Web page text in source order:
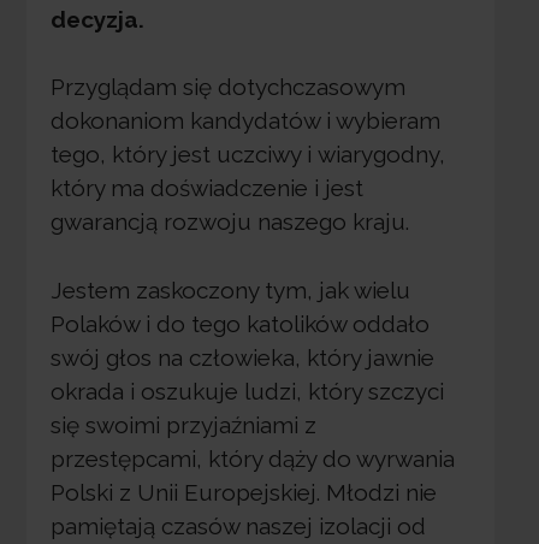
decyzja.
Przyglądam się dotychczasowym
dokonaniom kandydatów i wybieram
tego, który jest uczciwy i wiarygodny,
który ma doświadczenie i jest
gwarancją rozwoju naszego kraju.
Jestem zaskoczony tym, jak wielu
Polaków i do tego katolików oddało
swój głos na człowieka, który jawnie
okrada i oszukuje ludzi, który szczyci
się swoimi przyjaźniami z
przestępcami, który dąży do wyrwania
Polski z Unii Europejskiej. Młodzi nie
pamiętają czasów naszej izolacji od